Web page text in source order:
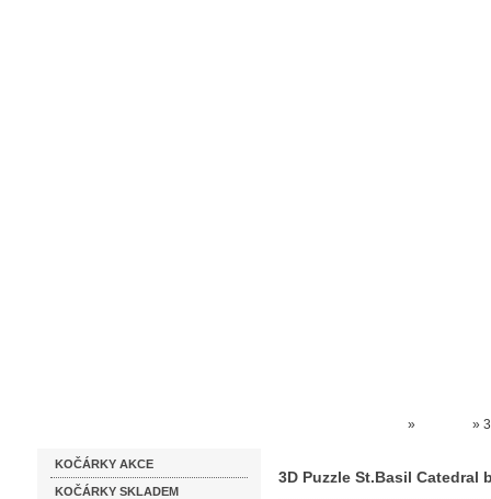
KOČÁRKY AKCE
KOČÁRKY SKLADEM
» »
stavebnice
3D Puzzle St.Basil Catedral